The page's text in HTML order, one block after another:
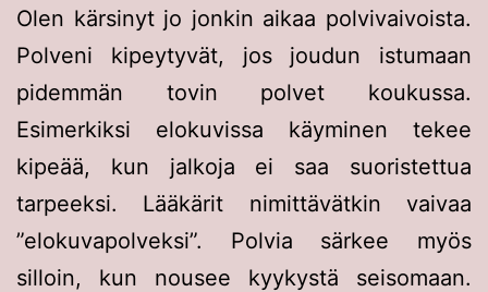
Olen kärsinyt jo jonkin aikaa polvivaivoista.
Polveni kipeytyvät, jos joudun istumaan
pidemmän tovin polvet koukussa.
Esimerkiksi elokuvissa käyminen tekee
kipeää, kun jalkoja ei saa suoristettua
tarpeeksi. Lääkärit nimittävätkin vaivaa
”elokuvapolveksi”. Polvia särkee myös
silloin, kun nousee kyykystä seisomaan.